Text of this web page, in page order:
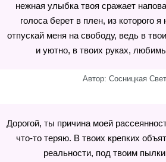
нежная улыбка твоя сражает
голоса берет в плен, из которого
отпускай меня на свободу, ведь в
и уютно, в твоих руках,
Автор: Сосницкая
Дорогой, ты причина моей
что-то теряю. В твоих крепких
реальности, под твоим